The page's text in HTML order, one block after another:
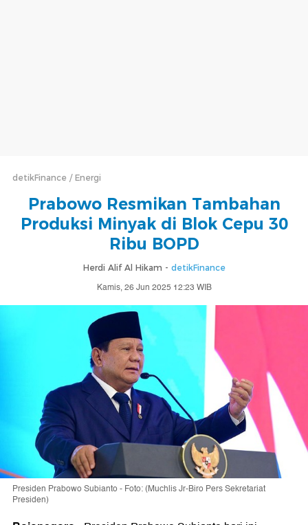
detikFinance Energi
Prabowo Resmikan Tambahan
Produksi Minyak di Blok Cepu 30
Ribu BOPD
Herdi Alif Al Hikam - detikFinance
Kamis, 26 Jun 2025 12:23 WIB
Presiden Prabowo Subianto - Foto: (Muchlis Jr-Biro Pers Sekretariat
Presiden)